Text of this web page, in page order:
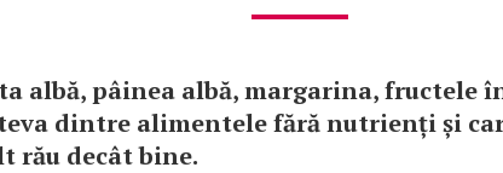
albă, pâinea albă, margarina, fructele
dintre alimentele fără nutrienți și
rău decât bine.